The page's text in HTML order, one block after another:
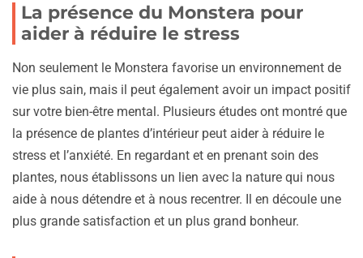
La présence du Monstera pour
aider à réduire le stress
Non seulement le Monstera favorise un environnement de
vie plus sain, mais il peut également avoir un impact positif
sur votre bien-être mental. Plusieurs études ont montré que
la présence de plantes d’intérieur peut aider à réduire le
stress et l’anxiété. En regardant et en prenant soin des
plantes, nous établissons un lien avec la nature qui nous
aide à nous détendre et à nous recentrer. Il en découle une
plus grande satisfaction et un plus grand bonheur.